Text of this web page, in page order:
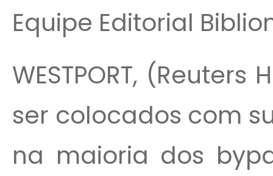
Equipe Editorial
WESTPORT,
ser colocados com
na maioria dos